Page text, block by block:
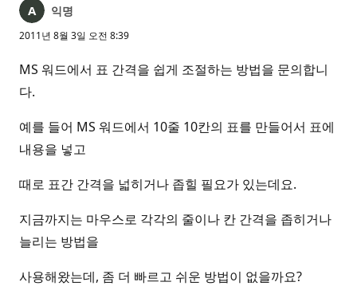
익명
2011년 8월 3일 오전 8:39
MS 워드에서 표 간격을 쉽게 조절하는 방법을 문의합니
다.
예를 들어 MS 워드에서 10줄 10칸의 표를 만들어서 표에
내용을 넣고
때로 표간 간격을 넓히거나 좁힐 필요가 있는데요.
지금까지는 마우스로 각각의 줄이나 칸 간격을 좁히거나
늘리는 방법을
사용해왔는데, 좀 더 빠르고 쉬운 방법이 없을까요?